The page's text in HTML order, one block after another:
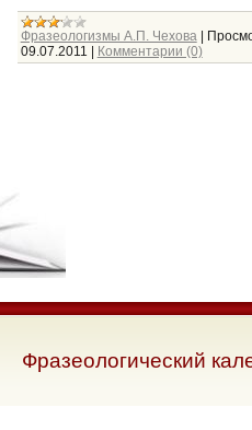
Фразеологизмы А.П. Чехова |
09.07.2011 | Комментарии (0)
Фразеологический